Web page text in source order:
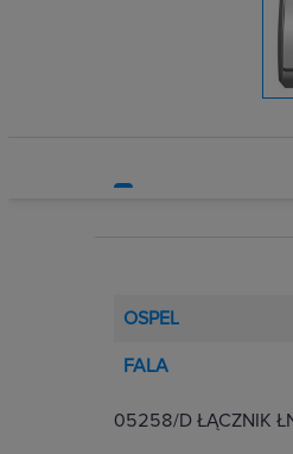
OSPEL
FALA
05258/D ŁĄCZNIK